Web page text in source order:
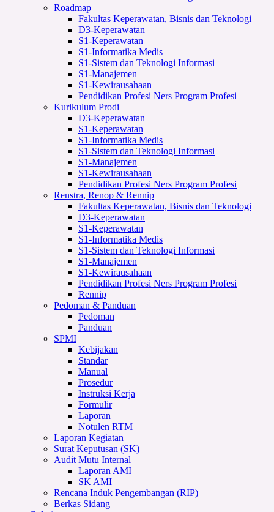
Roadmap
Fakultas Keperawatan, Bisnis dan Teknologi
D3-Keperawatan
S1-Keperawatan
S1-Informatika Medis
S1-Sistem dan Teknologi Informasi
S1-Manajemen
S1-Kewirausahaan
Pendidikan Profesi Ners Program Profesi
Kurikulum Prodi
D3-Keperawatan
S1-Keperawatan
S1-Informatika Medis
S1-Sistem dan Teknologi Informasi
S1-Manajemen
S1-Kewirausahaan
Pendidikan Profesi Ners Program Profesi
Renstra, Renop & Rennip
Fakultas Keperawatan, Bisnis dan Teknologi
D3-Keperawatan
S1-Keperawatan
S1-Informatika Medis
S1-Sistem dan Teknologi Informasi
S1-Manajemen
S1-Kewirausahaan
Pendidikan Profesi Ners Program Profesi
Rennip
Pedoman & Panduan
Pedoman
Panduan
SPMI
Kebijakan
Standar
Manual
Prosedur
Instruksi Kerja
Formulir
Laporan
Notulen RTM
Laporan Kegiatan
Surat Keputusan (SK)
Audit Mutu Internal
Laporan AMI
SK AMI
Rencana Induk Pengembangan (RIP)
Berkas Sidang